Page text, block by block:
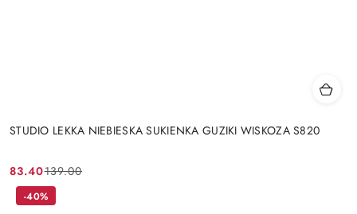
STUDIO LEKKA NIEBIESKA SUKIENKA GUZIKI WISKOZA S820
Cena
promocyjna:
83.40
Cena
przed
139.00
-40%